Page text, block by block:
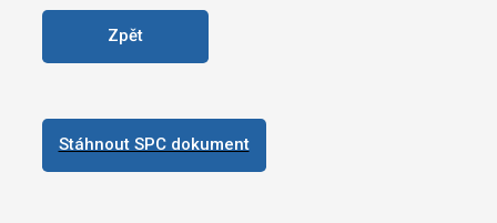
Zpět
Stáhnout SPC dokument